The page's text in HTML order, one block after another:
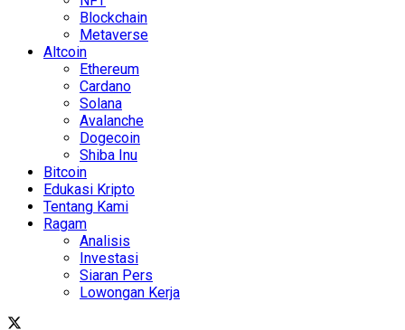
Blockchain
Metaverse
Altcoin
Ethereum
Cardano
Solana
Avalanche
Dogecoin
Shiba Inu
Bitcoin
Edukasi Kripto
Tentang Kami
Ragam
Analisis
Investasi
Siaran Pers
Lowongan Kerja